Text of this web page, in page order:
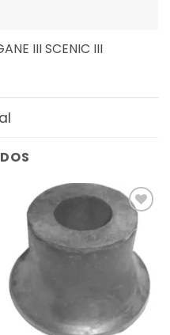
III SCENIC III
Añadir
a la
lista de
deseos